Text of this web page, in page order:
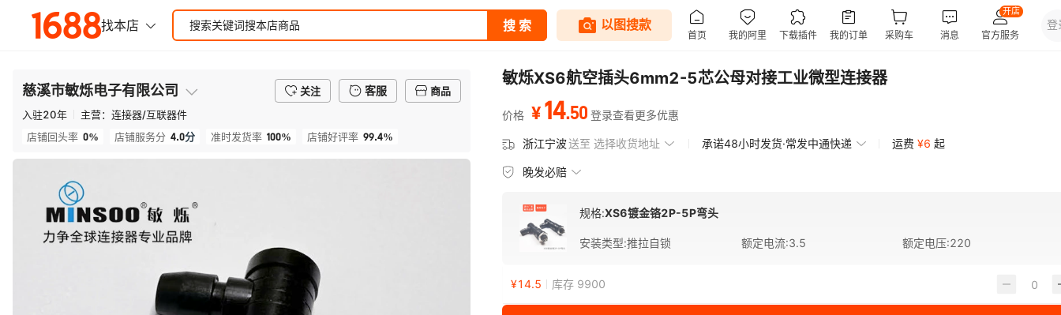
慈溪市敏烁电子有限公司 关注 客服
商品
入驻20年 主营： 连接器/互联器件
店铺回头率 0% 店铺服务分 4.0分 准时发货率 100% 店铺好评率 99.4%
敏烁XS6航空插头6mm2-5芯公母对接工业微型连接器
价格 ¥14.50 登录查看更多优惠
浙江宁波送至 选择收货地址 承诺48小时发货·常发中通快递 运费 ¥6 起
晚发必赔
规格:XS6镀金铬2P-5P弯头
安装类型:推拉自锁 额定电流:3.5 额定电压:220
¥14.5 库存 9900